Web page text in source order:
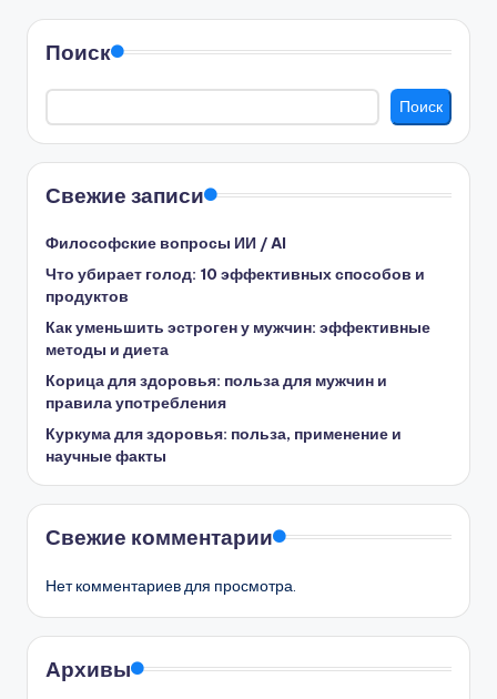
Поиск
Поиск
Свежие записи
Философские вопросы ИИ / AI
Что убирает голод: 10 эффективных способов и
продуктов
Как уменьшить эстроген у мужчин: эффективные
методы и диета
Корица для здоровья: польза для мужчин и
правила употребления
Куркума для здоровья: польза, применение и
научные факты
Свежие комментарии
Нет комментариев для просмотра.
Архивы